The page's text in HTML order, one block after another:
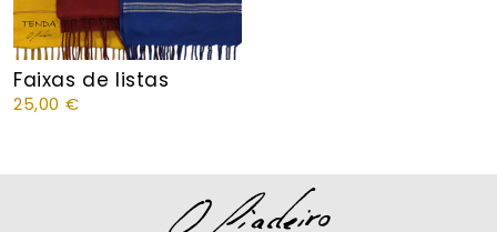
Faixas de listas
25,00 €